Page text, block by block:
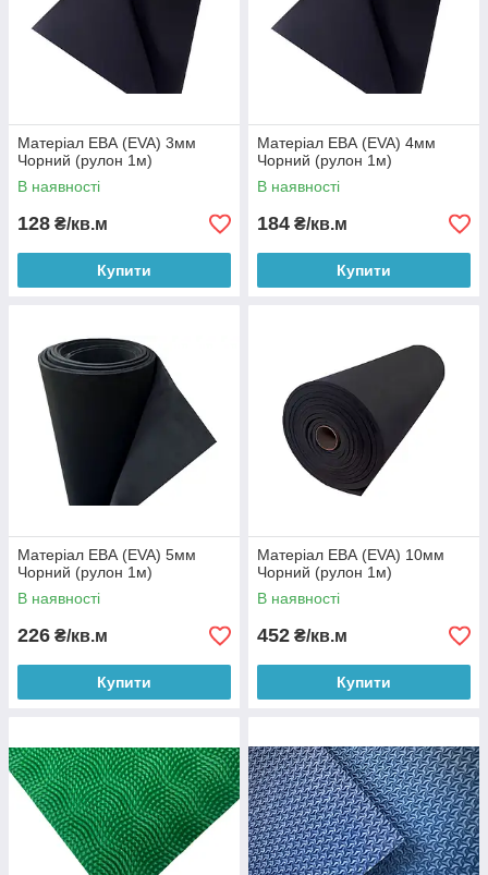
Матеріал ЕВА (EVA) 3мм
Чорний (рулон 1м)
В наявності
128 ₴/кв.м
Купити
Матеріал ЕВА (EVA) 4мм
Чорний (рулон 1м)
В наявності
184 ₴/кв.м
Купити
Матеріал ЕВА (EVA) 5мм
Чорний (рулон 1м)
В наявності
226 ₴/кв.м
Купити
Матеріал ЕВА (EVA) 10мм
Чорний (рулон 1м)
В наявності
452 ₴/кв.м
Купити